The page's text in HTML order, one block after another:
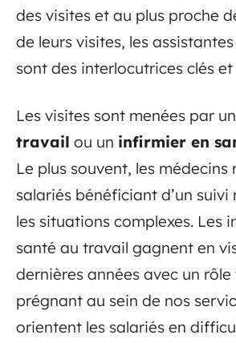
des visites et au plus proche
de leurs visites, les
sont des interlocutrices clés
Les visites sont menées par un
travail ou un infirmier en
Le plus souvent, les médecins
salariés bénéficiant d’un
les situations complexes. Les
santé au travail gagnent en
dernières années avec un
prégnant au sein de nos
orientent les salariés en